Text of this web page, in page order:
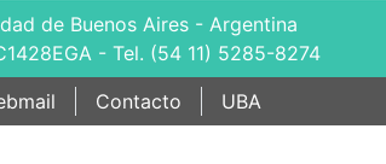
de Buenos Aires - Argentina
- Tel. (54 11) 5285-8274
Contacto UBA